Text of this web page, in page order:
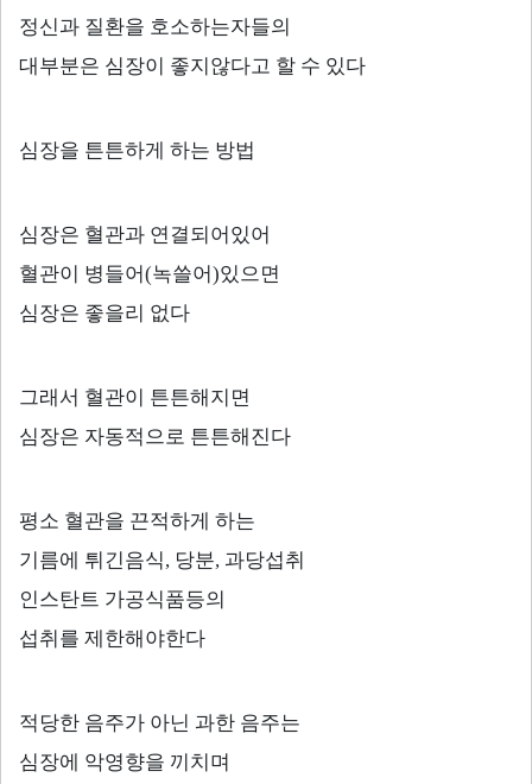
정신과 질환을 호소하는자들의
대부분은 심장이 좋지않다고 할 수 있다
심장을 튼튼하게 하는 방법
심장은 혈관과 연결되어있어
혈관이 병들어(녹쓸어)있으면
심장은 좋을리 없다
그래서 혈관이 튼튼해지면
심장은 자동적으로 튼튼해진다
평소 혈관을 끈적하게 하는
기름에 튀긴음식, 당분, 과당섭취
인스탄트 가공식품등의
섭취를 제한해야한다
적당한 음주가 아닌 과한 음주는
심장에 악영향을 끼치며